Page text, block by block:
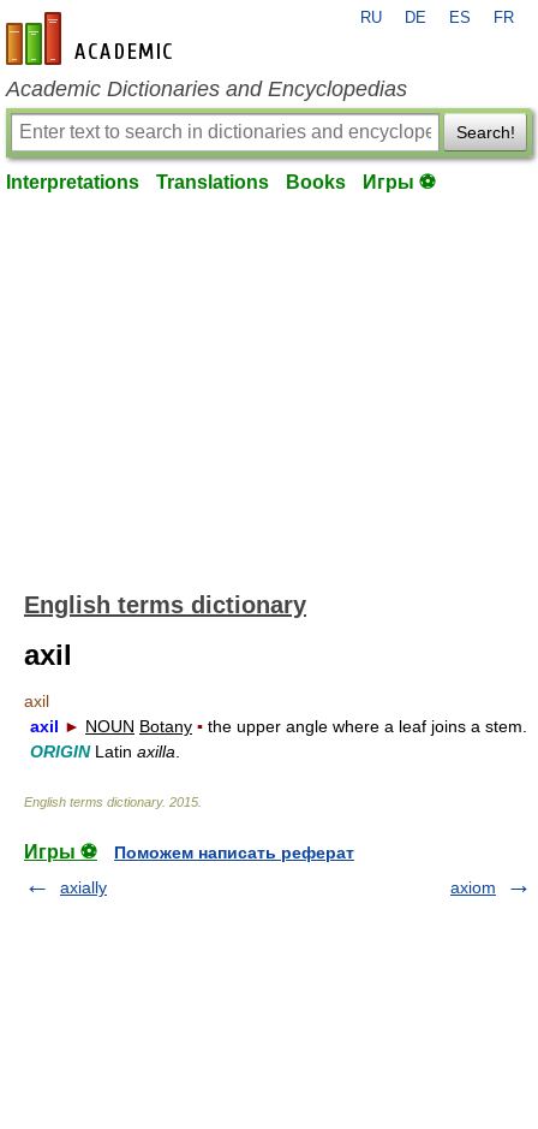
en-academic.com
RU DE ES FR
Academic Dictionaries and Encyclopedias
Search!
Interpretations Translations Books Игры ⚽
English terms dictionary
axil
axil
axil ► NOUN Botany ▪ the upper angle where a leaf joins a stem.
ORIGINLatin axilla
English terms dictionary. 2015
Игры ⚽
Поможем написать реферат
axially
axiom